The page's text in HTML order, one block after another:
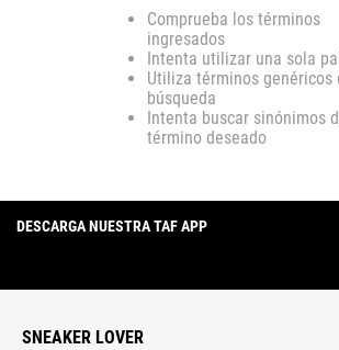
Comprueba los términos
ingresados
Intenta utilizar una sola
Utiliza términos genéricos
búsqueda
Intenta buscar sinónimos
término deseado
DESCARGA NUESTRA TAF APP
SNEAKER LOVER